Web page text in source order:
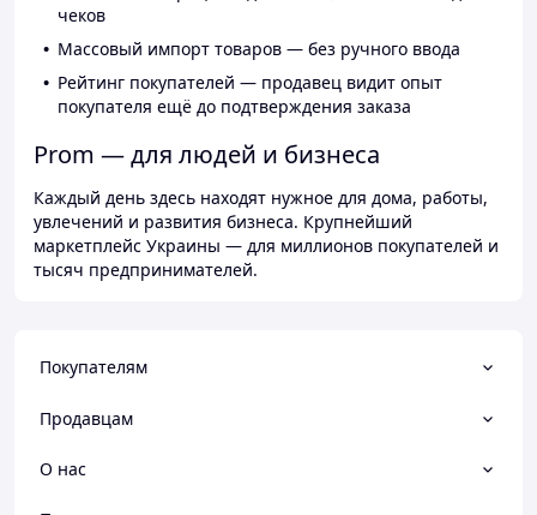
чеков
Массовый импорт товаров — без ручного ввода
Рейтинг покупателей — продавец видит опыт
покупателя ещё до подтверждения заказа
Prom — для людей и бизнеса
Каждый день здесь находят нужное для дома, работы,
увлечений и развития бизнеса. Крупнейший
маркетплейс Украины — для миллионов покупателей и
тысяч предпринимателей.
Покупателям
Продавцам
О нас